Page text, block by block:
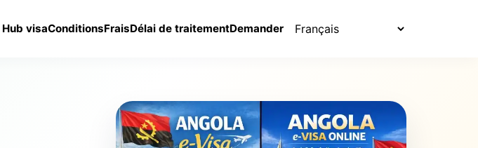
Hub visaConditionsFraisDélai de traitementDemanderChoisir la langue